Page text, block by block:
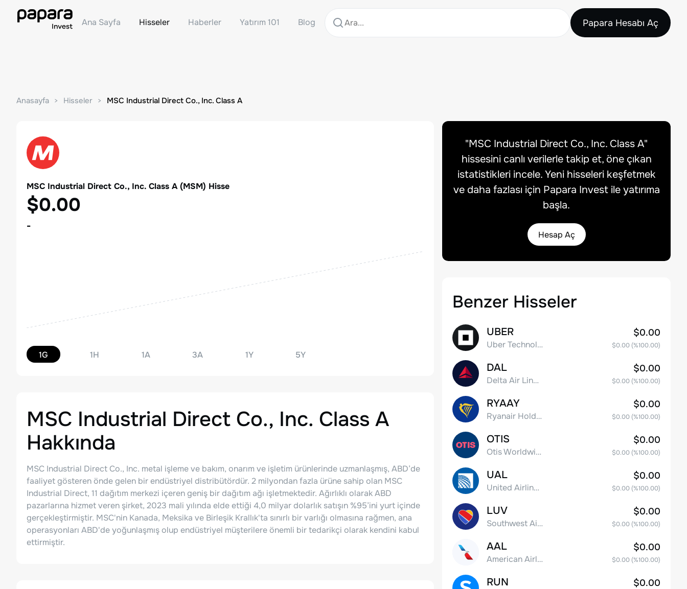
Ana Sayfa Hisseler Haberler Yatırım 101 Blog Papara Hesabı Aç
Anasayfa Hisseler MSC Industrial Direct Co., Inc. Class A
MSC Industrial Direct Co., Inc. Class A(MSM) Hisse
$0.00
-
1G 1H 1A 3A 1Y 5Y
MSC Industrial Direct Co., Inc. Class A
Hakkında
MSC Industrial Direct Co., Inc. metal işleme ve bakım, onarım ve işletim ürünlerinde uzmanlaşmış, ABD’de
faaliyet gösteren önde gelen bir endüstriyel distribütördür. 2 milyondan fazla ürüne sahip olan MSC
Industrial Direct, 11 dağıtım merkezi içeren geniş bir dağıtım ağı işletmektedir. Ağırlıklı olarak ABD
pazarlarına hizmet veren şirket, 2023 mali yılında elde ettiği 4,0 milyar dolarlık satışın %95’ini yurt içinde
gerçekleştirmiştir. MSC'nin Kanada, Meksika ve Birleşik Krallık'ta sınırlı bir varlığı olmasına rağmen, ana
operasyonları ABD'de yoğunlaşmış olup endüstriyel müşterilere önemli bir tedarikçi olarak kendini kabul
ettirmiştir.
"MSC Industrial Direct Co., Inc. Class A"
hissesini canlı verilerle takip et, öne çıkan
istatistikleri incele. Yeni hisseleri keşfetmek
ve daha fazlası için Papara Invest ile yatırıma
başla.
Hesap Aç
Benzer Hisseler
UBER
Uber Technologies, Inc.
$0.00
$0.00(%100.00)
DAL
Delta Air Lines, Inc.
$0.00
$0.00(%100.00)
RYAAY
Ryanair Holdings plc American Depositary Shares
$0.00
$0.00(%100.00)
OTIS
Otis Worldwide Corporation
$0.00
$0.00(%100.00)
UAL
United Airlines Holdings, Inc. Common Stock
$0.00
$0.00(%100.00)
LUV
Southwest Airlines Co.
$0.00
$0.00(%100.00)
AAL
American Airlines Group Inc.
$0.00
$0.00(%100.00)
RUN $0.00